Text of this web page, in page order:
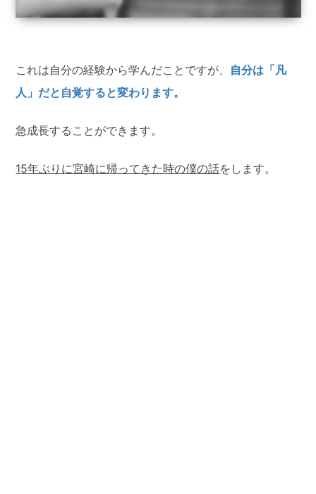
これは自分の経験から学んだことですが、 自分は「凡
人」だと自覚すると変わります。
急成長することができます。
15年ぶりに宮崎に帰ってきた時の僕の話をします。